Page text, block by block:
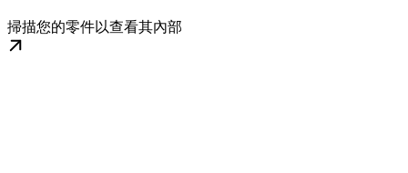
掃描您的零件以查看其內部